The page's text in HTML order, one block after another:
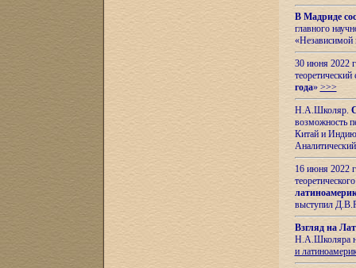
В Мадриде
главного
«Независимой
30 июня 2022
года» >>>
Н.А.Школяр.
возможность
Китай и
16 июня 2022
выступил
Взгляд на
Н.А.Школяра
и